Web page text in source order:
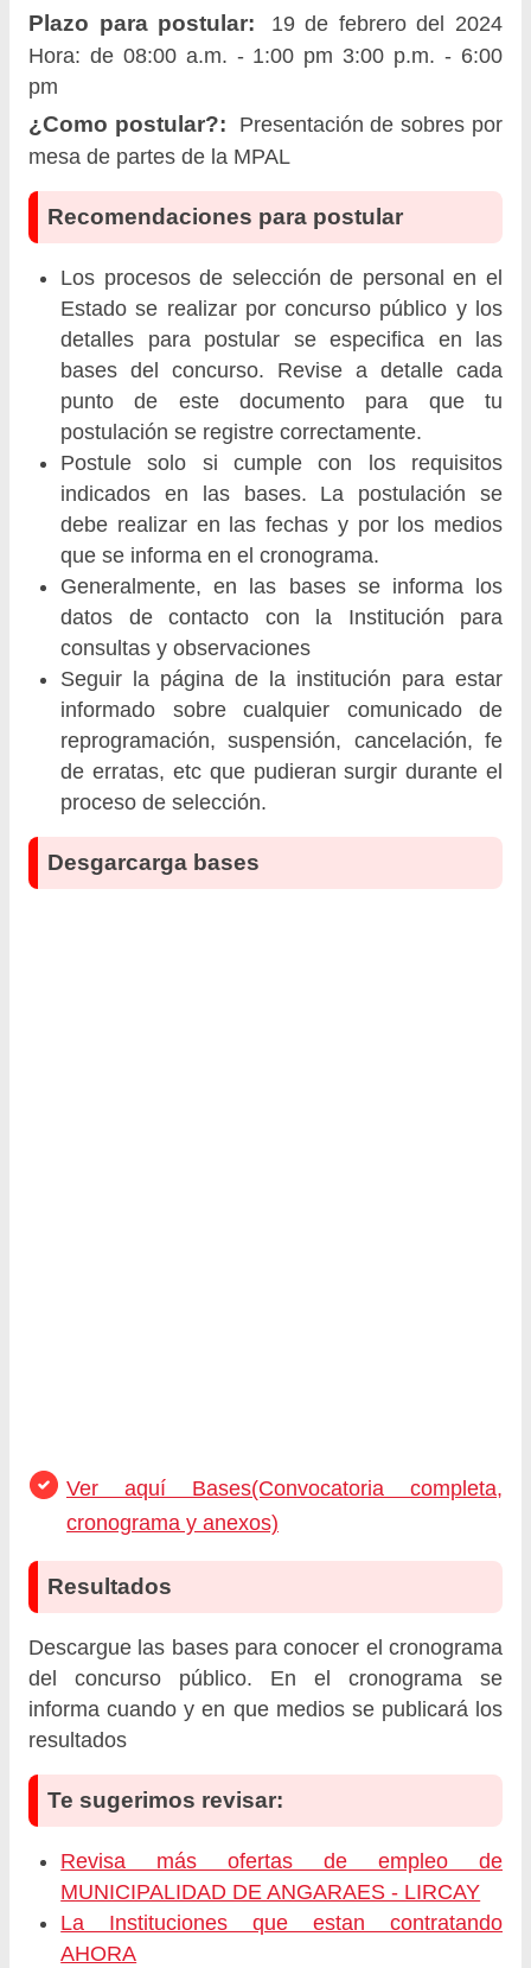
Plazo para postular:
19 de febrero del 2024
Hora: de 08:00 a.m. - 1:00 pm 3:00 p.m. - 6:00
pm
¿Como postular?:
Presentación de sobres por
mesa de partes de la MPAL
Recomendaciones para postular
Los procesos de selección de personal en el
Estado se realizar por concurso público y los
detalles para postular se especifica en las
bases del concurso. Revise a detalle cada
punto de este documento para que tu
postulación se registre correctamente.
Postule solo si cumple con los requisitos
indicados en las bases. La postulación se
debe realizar en las fechas y por los medios
que se informa en el cronograma.
Generalmente, en las bases se informa los
datos de contacto con la Institución para
consultas y observaciones
Seguir la página de la institución para estar
informado sobre cualquier comunicado de
reprogramación, suspensión, cancelación, fe
de erratas, etc que pudieran surgir durante el
proceso de selección.
Desgarcarga bases
Ver aquí Bases(Convocatoria completa,
cronograma y anexos)
Resultados
Descargue las bases para conocer el cronograma
del concurso público. En el cronograma se
informa cuando y en que medios se publicará los
resultados
Te sugerimos revisar:
Revisa más ofertas de empleo de
MUNICIPALIDAD DE ANGARAES - LIRCAY
La Instituciones que estan contratando
AHORA